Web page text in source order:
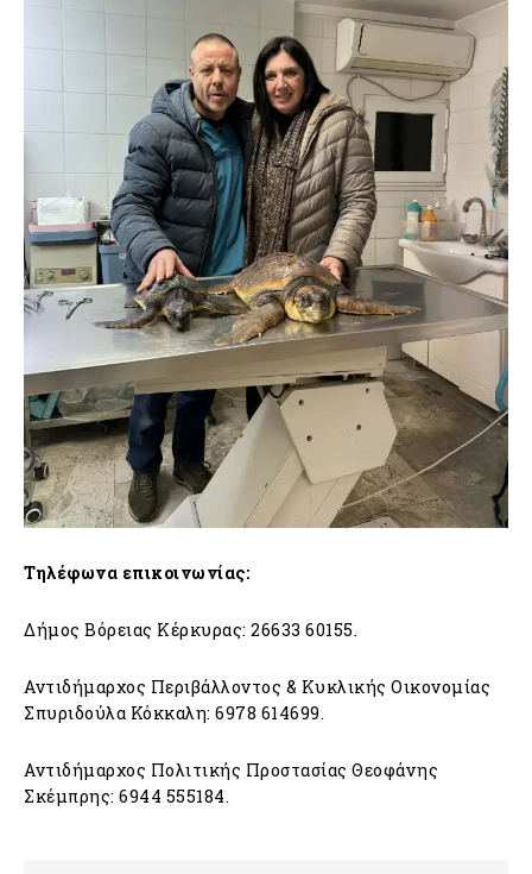
Τηλέφωνα επικοινωνίας:
Δήμος Βόρειας Κέρκυρας: 26633 60155.
Αντιδήμαρχος Περιβάλλοντος & Κυκλικής Οικονομίας
Σπυριδούλα Κόκκαλη: 6978 614699.
Αντιδήμαρχος Πολιτικής Προστασίας Θεοφάνης
Σκέμπρης: 6944 555184.